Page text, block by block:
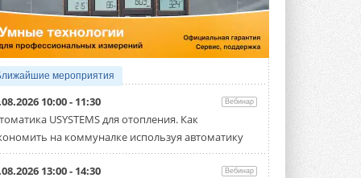
21-й ежегодный форум
«ЦОД-2026»
Мероприятие пройдет 2-3 сентября в
отеле Radisson Slavyanskaya. Форум
посетит более двух тысяч участников ...
5 АВГУСТА 2026
Китайская Shenling представила
линейку тепловых насосов
«воздух-вода» на R290
Серия ThermaX R290 All-In-One
включает три модели ...
мероприятия
10:00 - 11:30 Вебинар
USYSTEMS для отопления. Как
на коммуналке используя автоматику
13:00 - 14:30 Вебинар